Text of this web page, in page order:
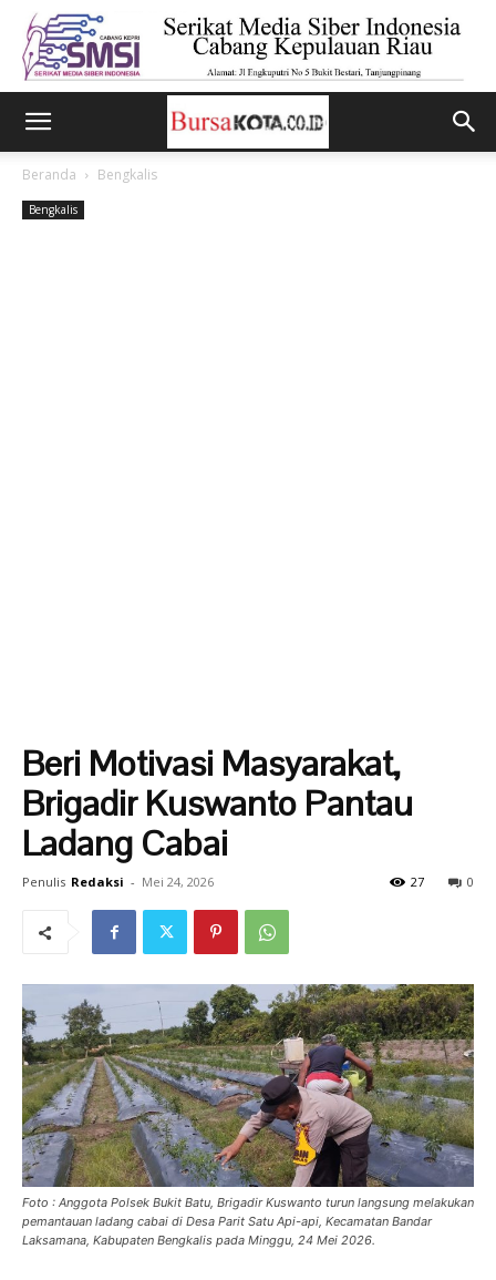
Beranda Bengkalis
Bengkalis
Beri Motivasi Masyarakat,
Brigadir Kuswanto Pantau
Ladang Cabai
Penulis Redaksi - Mei 24, 2026 0
27
Foto : Anggota Polsek Bukit Batu, Brigadir Kuswanto turun langsung melakukan
pemantauan ladang cabai di Desa Parit Satu Api-api, Kecamatan Bandar
Laksamana, Kabupaten Bengkalis pada Minggu, 24 Mei 2026.